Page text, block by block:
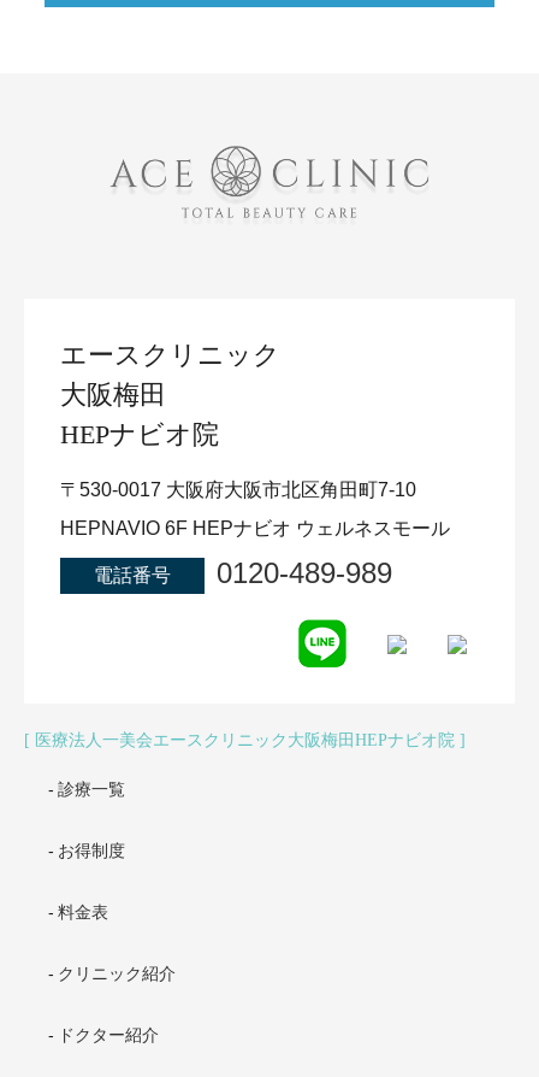
エースクリニック
大阪梅田
HEPナビオ院
〒530-0017 大阪府大阪市北区角田町7-10
HEPNAVIO 6F HEPナビオ ウェルネスモール
電話番号 0120-489-989
医療法人一美会エースクリニック大阪梅田HEPナビオ院
診療一覧
お得制度
料金表
クリニック紹介
ドクター紹介